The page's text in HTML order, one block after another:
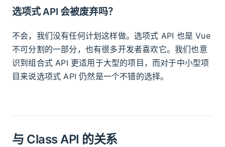
选项式 API 会被废弃吗？
不会，我们没有任何计划这样做。选项式 API 也是 Vue
不可分割的一部分，也有很多开发者喜欢它。我们也意
识到组合式 API 更适用于大型的项目，而对于中小型项
目来说选项式 API 仍然是一个不错的选择。
与 Class API 的关系